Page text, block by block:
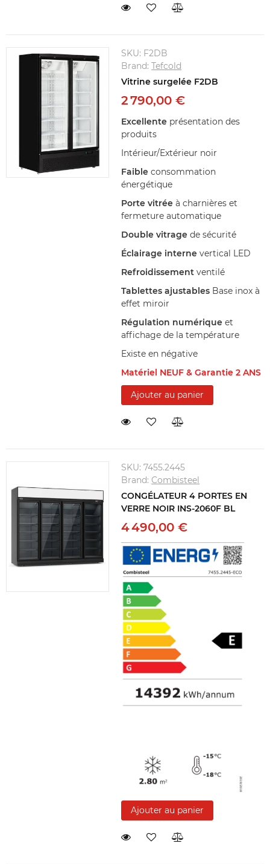
SKU: F2DB
Brand:Tefcold
Vitrine surgelée F2DB
2 790,00 €
Excellente présentation des
produits
Intérieur/Extérieur noir
Faible consommation
énergétique
Porte vitrée à charnières et
fermeture automatique
Double vitrage de sécurité
Éclairage interne vertical LED
Refroidissement ventilé
Tablettes ajustables Base inox à
effet miroir
Régulation numérique et
affichage de la température
Existe en négative
Matériel NEUF & Garantie 2 ANS
Ajouter au panier
SKU:7455.2445
Brand:Combisteel
CONGÉLATEUR 4 PORTES EN
VERRE NOIR INS-2060F BL
4 490,00 €
Ajouter au panier